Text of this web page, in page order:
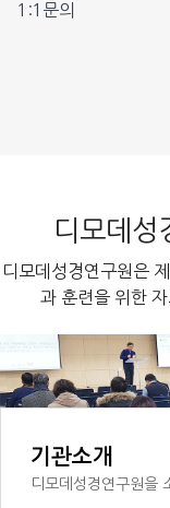
1:1문의
디모데성
디모데성경연구원은
과 훈련을 위한
기관소개
디모데성경연구원을